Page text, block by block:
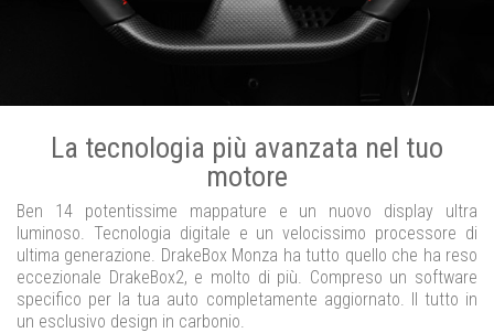
La tecnologia più avanzata nel tuo
motore
Ben 14 potentissime mappature e un nuovo display ultra
luminoso. Tecnologia digitale e un velocissimo processore di
ultima generazione. DrakeBox Monza ha tutto quello che ha reso
eccezionale DrakeBox2, e molto di più. Compreso un software
specifico per la tua auto completamente aggiornato. Il tutto in
un esclusivo design in carbonio.